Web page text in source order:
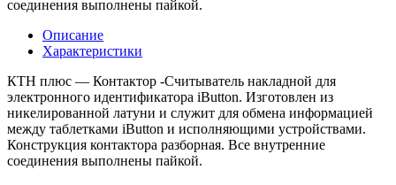
соединения выполнены пайкой.
Описание
Характеристики
КТН плюс — Контактор -Считыватель накладной для
электронного идентификатора iButton. Изготовлен из
никелированной латуни и служит для обмена информацией
между таблетками iButton и исполняющими устройствами.
Конструкция контактора разборная. Все внутренние
соединения выполнены пайкой.